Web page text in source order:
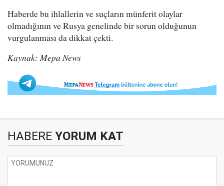
Haberde bu ihlallerin ve suçların münferit olaylar
olmadığının ve Rusya genelinde bir sorun olduğunun
vurgulanması da dikkat çekti.
Kaynak: Mepa News
HABERE YORUM KAT